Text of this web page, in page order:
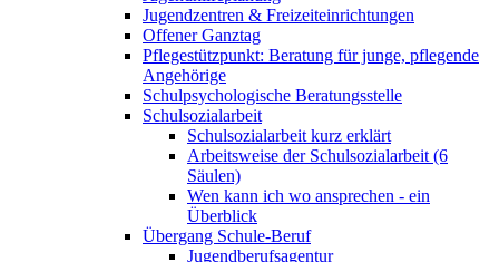
Jugendzentren & Freizeiteinrichtungen
Offener Ganztag
Pflegestützpunkt: Beratung für junge, pflegende
Angehörige
Schulpsychologische Beratungsstelle
Schulsozialarbeit
Schulsozialarbeit kurz erklärt
Arbeitsweise der Schulsozialarbeit (6
Säulen)
Wen kann ich wo ansprechen - ein
Überblick
Übergang Schule-Beruf
Jugendberufsagentur